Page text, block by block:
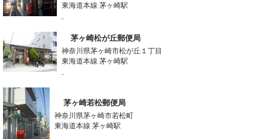
東海道本線 茅ヶ崎駅
-
茅ヶ崎松が丘郵便局
神奈川県茅ヶ崎市松が丘１丁目
東海道本線 茅ヶ崎駅
-
茅ヶ崎若松郵便局
神奈川県茅ヶ崎市若松町
東海道本線 茅ヶ崎駅